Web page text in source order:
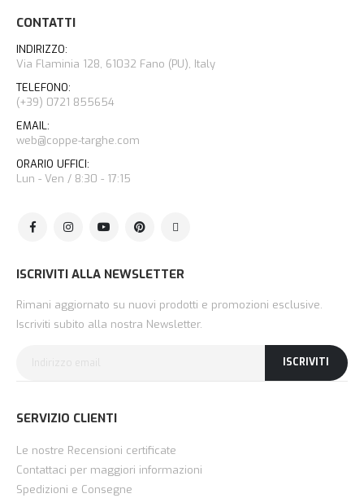
CONTATTI
INDIRIZZO:
Via Flaminia 128, 61032 Fano (PU), Italy
TELEFONO:
(+39) 0721 855654
EMAIL:
web@coppe-targhe.com
ORARIO UFFICI:
Lun - Ven / 8:30 - 17:15
ISCRIVITI ALLA NEWSLETTER
Rimani aggiornato su nuovi prodotti e promozioni esclusive.
Iscriviti subito alla nostra Newsletter.
ISCRIVITI
SERVIZIO CLIENTI
Le nostre Recensioni certificate
Contattaci per maggiori informazioni
Spedizioni e Consegne